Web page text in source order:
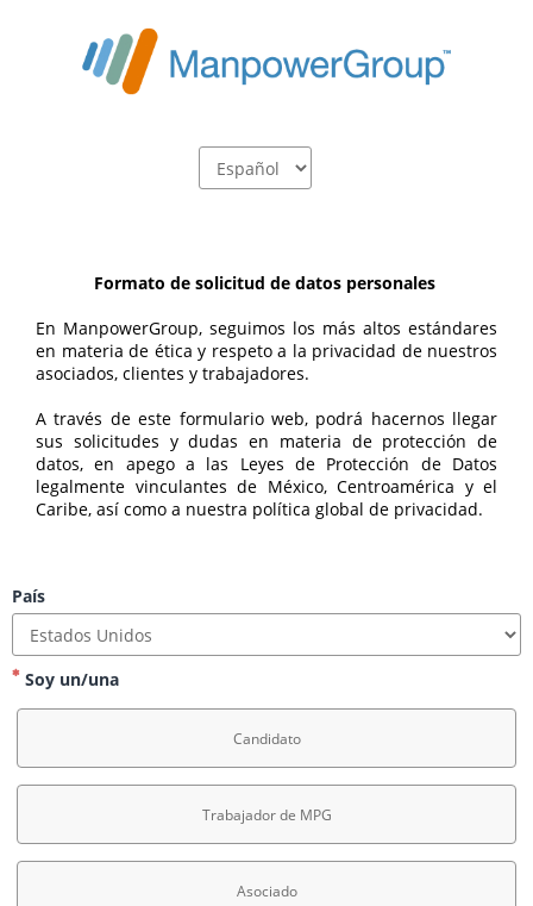
Formato de solicitud de datos personales
En ManpowerGroup, seguimos los más altos estándares
en materia de ética y respeto a la privacidad de nuestros
asociados, clientes y trabajadores.
A través de este formulario web, podrá hacernos llegar
sus solicitudes y dudas en materia de protección de
datos, en apego a las Leyes de Protección de Datos
legalmente vinculantes de México, Centroamérica y el
Caribe, así como a nuestra política global de privacidad.
País
Soy un/una
Candidato
Trabajador de MPG
Asociado